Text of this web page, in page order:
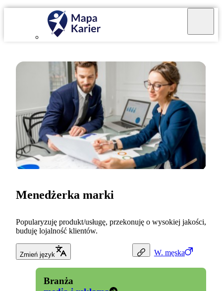
W. męska
Menedżerka marki
Popularyzuję produkt/usługę, przekonuję o wysokiej jakości,
buduję lojalność klientów.
Zmień język
Branża